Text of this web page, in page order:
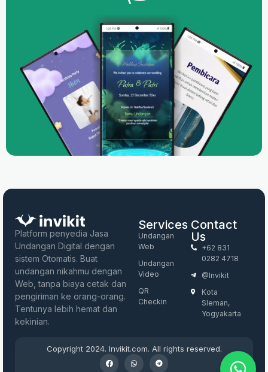
Platform penyedia Jasa
Undangan Digital dengan
sistem Otomatis. Buat
undangan nikahmu dengan
Web, tanpa biaya cetak dan
pengiriman ke orang-orang.
Tentunya lebih hemat dan
kekinian.
Services
Undangan
Web
Undangan
Video
QR
Checkin
Contact
Us
+62 831
0282 4718
@invikit
Kota
Sleman,
Yogyakarta
Copyright 2024. Invikit.com. All rights reserved.